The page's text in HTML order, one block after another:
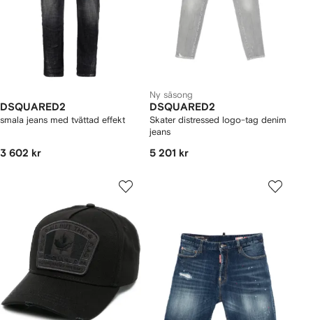
DSQUARED2
smala jeans med tvättad effekt
3 602 kr
Ny säsong
DSQUARED2
Skater distressed logo-tag denim
jeans
5 201 kr